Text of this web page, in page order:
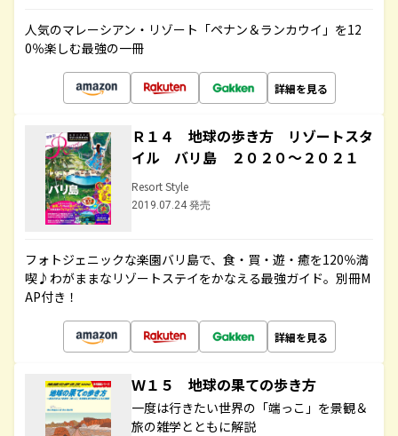
人気のマレーシアン・リゾート「ペナン＆ランカウイ」を12
0％楽しむ最強の一冊
詳細を見る
Ｒ１４ 地球の歩き方 リゾートスタ
イル バリ島 ２０２０～２０２１
Resort Style
2019.07.24 発売
フォトジェニックな楽園バリ島で、食・買・遊・癒を120％満
喫♪わがままなリゾートステイをかなえる最強ガイド。別冊M
AP付き！
詳細を見る
Ｗ１５ 地球の果ての歩き方
一度は行きたい世界の「端っこ」を景観＆
旅の雑学とともに解説